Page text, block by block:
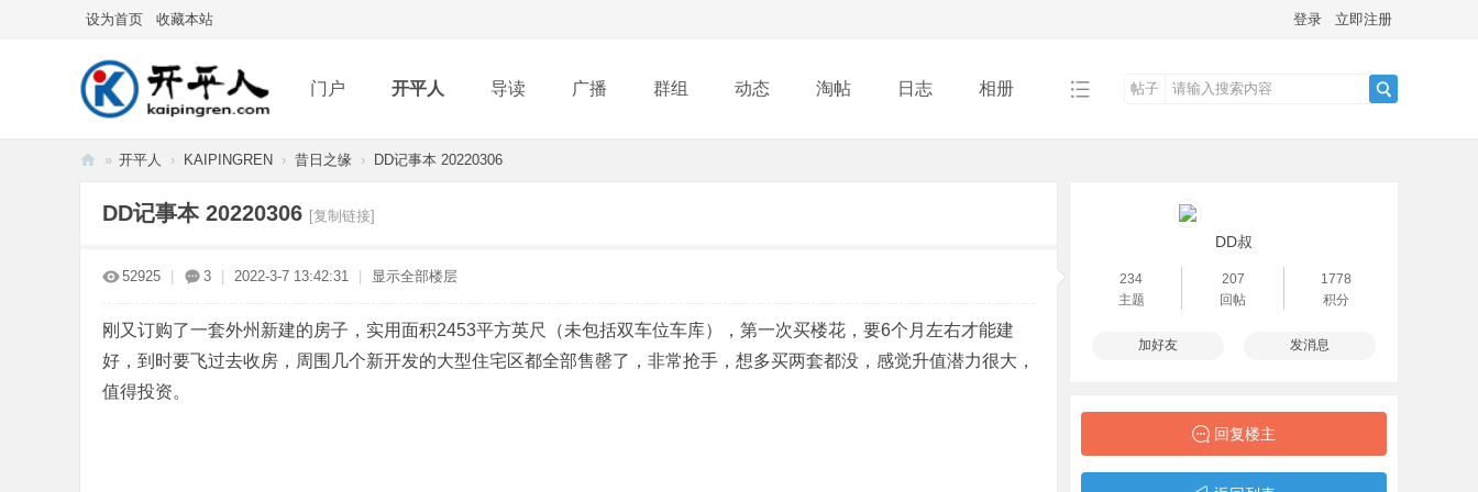
设为首页 收藏本站 登录 立即注册
门户 开平人 导读 广播 群组 动态 淘帖 日志 相册
分享 记录 排行榜
帖子
» 开平人 › KAIPINGREN › 昔日之缘 › DD记事本 20220306
DD记事本 20220306 [复制链接]
52925 3 2022-3-7 13:42:31 显示全部楼层
刚又订购了一套外州新建的房子，实用面积2453平方英尺（未包括双车位车库），第一次买楼花，要6个月左右才能建
好，到时要飞过去收房，周围几个新开发的大型住宅区都全部售罄了，非常抢手，想多买两套都没，感觉升值潜力很大，
值得投资。
DD叔
234
主题
207
回帖
1778
积分
加好友 发消息
回复楼主